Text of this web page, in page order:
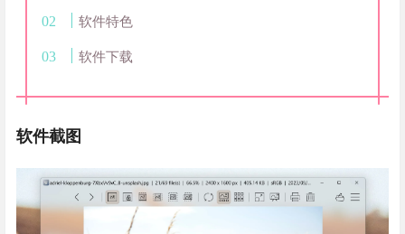
软件特色
软件下载
软件截图